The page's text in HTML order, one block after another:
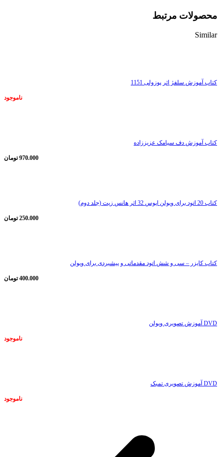
محصولات مرتبط
Similar
کتاب آموزش سلفژ اثر پوزولی 1151
ناموجود
کتاب آموزش دف سیامک عزیززاده
970.000 تومان
کتاب 20 اتود برای ویولن اپوس 32 اثر هانس زیت (جلد دوم)
250.000 تومان
کتاب کایزر – سی و شش اتود مقدماتی و پیشبردی برای ویولن
400.000 تومان
DVD آموزش تصویری ویولن
ناموجود
DVD آموزش تصویری تمبک
ناموجود